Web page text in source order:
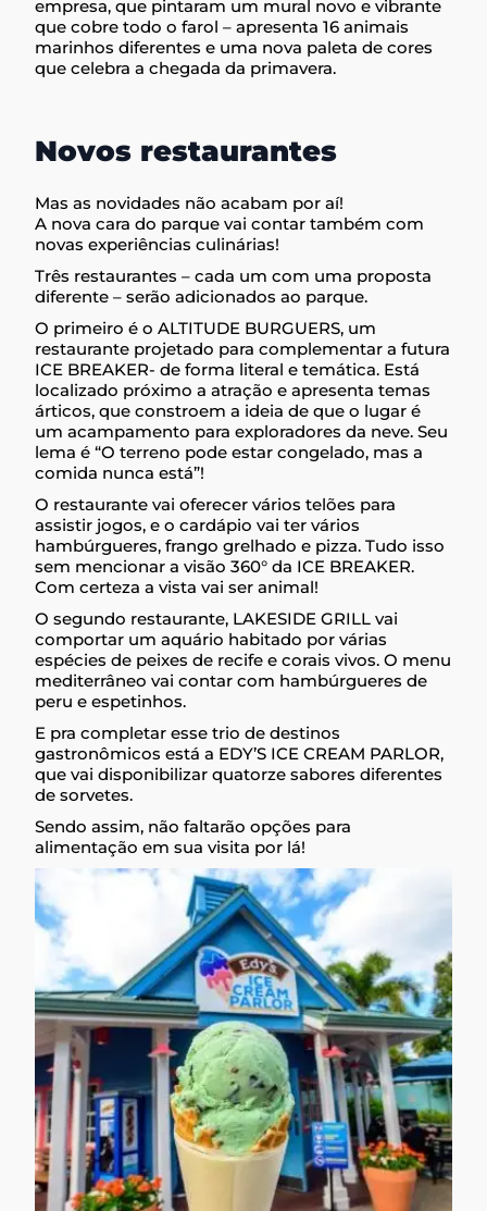
empresa, que pintaram um mural novo e vibrante
que cobre todo o farol – apresenta 16 animais
marinhos diferentes e uma nova paleta de cores
que celebra a chegada da primavera.
Novos restaurantes
Mas as novidades não acabam por aí!
A nova cara do parque vai contar também com
novas experiências culinárias!
Três restaurantes – cada um com uma proposta
diferente – serão adicionados ao parque.
O primeiro é o ALTITUDE BURGUERS, um
restaurante projetado para complementar a futura
ICE BREAKER- de forma literal e temática. Está
localizado próximo a atração e apresenta temas
árticos, que constroem a ideia de que o lugar é
um acampamento para exploradores da neve. Seu
lema é “O terreno pode estar congelado, mas a
comida nunca está”!
O restaurante vai oferecer vários telões para
assistir jogos, e o cardápio vai ter vários
hambúrgueres, frango grelhado e pizza. Tudo isso
sem mencionar a visão 360° da ICE BREAKER.
Com certeza a vista vai ser animal!
O segundo restaurante, LAKESIDE GRILL vai
comportar um aquário habitado por várias
espécies de peixes de recife e corais vivos. O menu
mediterrâneo vai contar com hambúrgueres de
peru e espetinhos.
E pra completar esse trio de destinos
gastronômicos está a EDY’S ICE CREAM PARLOR,
que vai disponibilizar quatorze sabores diferentes
de sorvetes.
Sendo assim, não faltarão opções para
alimentação em sua visita por lá!